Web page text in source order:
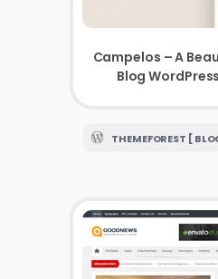
Campelos – A
Blog
THEMEFOREST [